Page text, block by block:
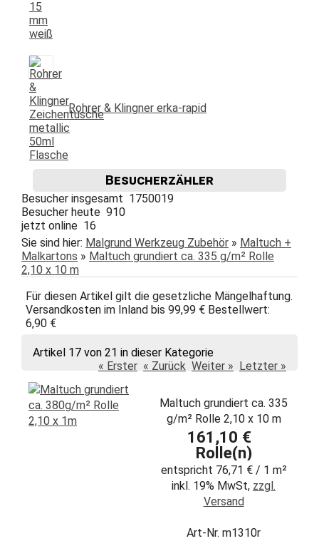
Rohrer & Klingner erka-rapid
Besucherzähler
Besucher insgesamt 1750019
Besucher heute 910
jetzt online 16
Sie sind hier: Malgrund Werkzeug Zubehör » Maltuch +
Malkartons » Maltuch grundiert ca. 335 g/m² Rolle
2,10 x 10 m
Für diesen Artikel gilt die gesetzliche Mängelhaftung.
Versandkosten im Inland bis 99,99 € Bestellwert:
6,90 €
Artikel 17 von 21 in dieser Kategorie
« Erster « Zurück Weiter » Letzter »
Maltuch grundiert ca. 335
g/m² Rolle 2,10 x 10 m
161,10 €
Rolle(n)
entspricht 76,71 € / 1 m²
inkl. 19% MwSt, zzgl.
Versand
Art-Nr. m1310r